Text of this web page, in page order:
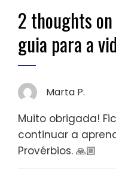
2 thoughts on
guia para a
Marta P.
Muito obrigada!
continuar a
Provérbios. 🙏🏼